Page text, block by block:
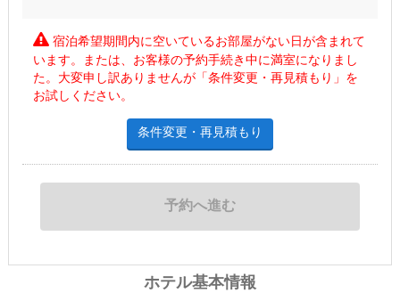
宿泊希望期間内に空いているお部屋がない日が含まれて
います。または、お客様の予約手続き中に満室になりまし
た。大変申し訳ありませんが「条件変更・再見積もり」を
お試しください。
条件変更・再見積もり
ホテル基本情報